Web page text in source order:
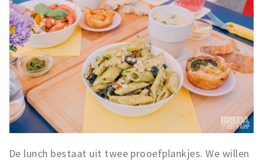
De lunch bestaat uit twee prooefplankjes. We willen